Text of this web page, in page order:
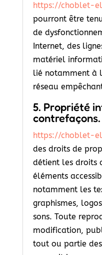
https://choblet-
pourront être
de
Internet, des
matériel
lié notamment à
réseau
5. Propriété
contrefaçons.
https://choblet-
des droits de
détient les droits
éléments
notamment les
graphismes,
sons. Toute
modification,
tout ou partie